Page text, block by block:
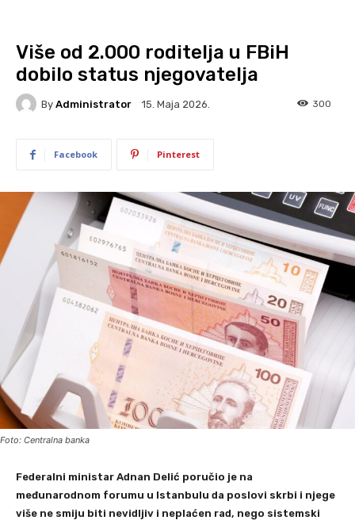
Više od 2.000 roditelja u FBiH
dobilo status njegovatelja
By Administrator 15. Maja 2026. 300
Facebook Pinterest
Foto: Centralna banka
Federalni ministar Adnan Delić poručio je na
međunarodnom forumu u Istanbulu da poslovi skrbi i njege
više ne smiju biti nevidljiv i neplaćen rad, nego sistemski